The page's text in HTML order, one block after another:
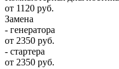
от 1120 руб.
Замена
- генератора
от 2350 руб.
- стартера
от 2350 руб.